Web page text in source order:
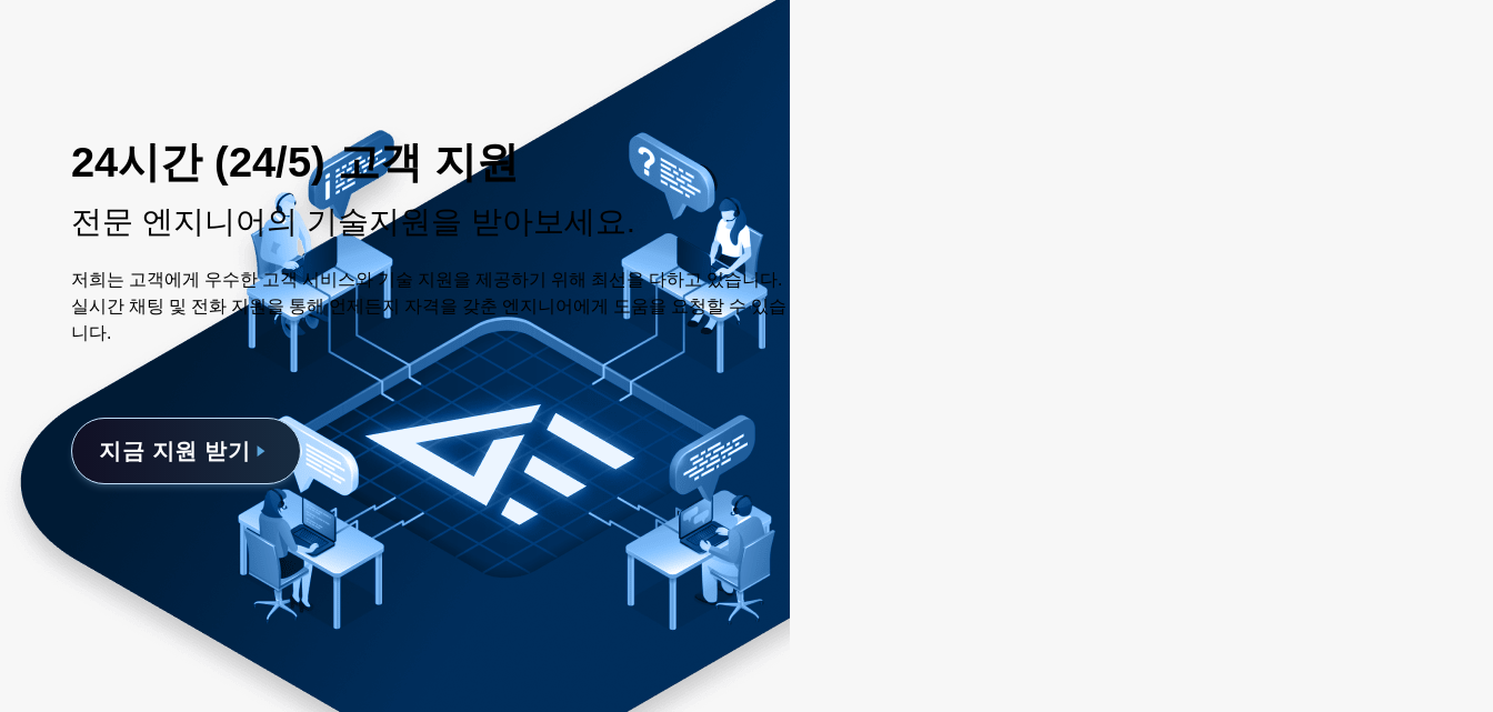
24시간 (24/5) 고객 지원
전문 엔지니어의 기술지원을 받아보세요.
저희는 고객에게 우수한 고객 서비스와 기술 지원을 제공하기 위해 최선을 다하고 있습니다.
실시간 채팅 및 전화 지원을 통해 언제든지 자격을 갖춘 엔지니어에게 도움을 요청할 수 있습
니다.
지금 지원 받기